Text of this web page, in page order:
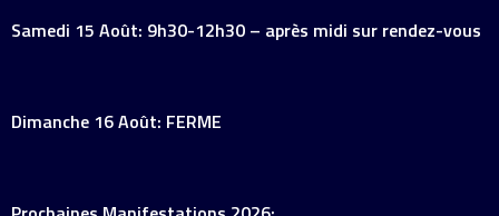
Samedi 15 Août: 9h30-12h30 – après midi sur rendez-vous
Dimanche 16 Août: FERME